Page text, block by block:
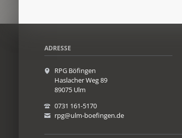
ADRESSE
RPG Böfingen
Haslacher Weg 89
89075 Ulm
0731 161-5170
rpg@ulm-boefingen.de